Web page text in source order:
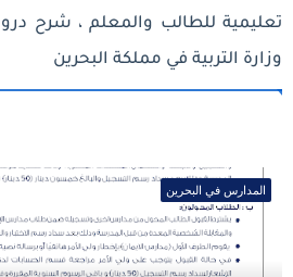
تعليمية للطالب والمعلم ، شرح
وزارة التربية في مملكة البحرين
المدارس في البحرين